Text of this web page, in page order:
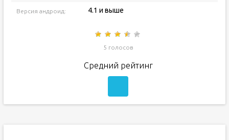
Версия андроид: 4.1 и выше
5 голосов
Средний рейтинг